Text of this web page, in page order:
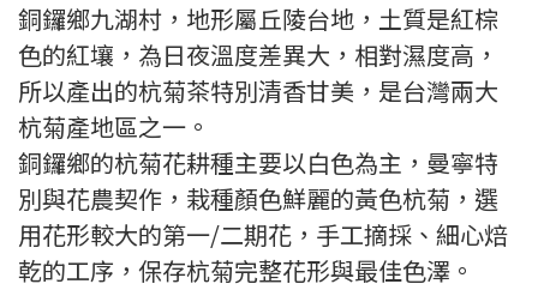
銅鑼鄉九湖村，地形屬丘陵台地，土質是紅棕
色的紅壤，為日夜溫度差異大，相對濕度高，
所以產出的杭菊茶特別清香甘美，是台灣兩大
杭菊產地區之一。
銅鑼鄉的杭菊花耕種主要以白色為主，曼寧特
別與花農契作，栽種顏色鮮麗的黃色杭菊，選
用花形較大的第一/二期花，手工摘採、細心焙
乾的工序，保存杭菊完整花形與最佳色澤。